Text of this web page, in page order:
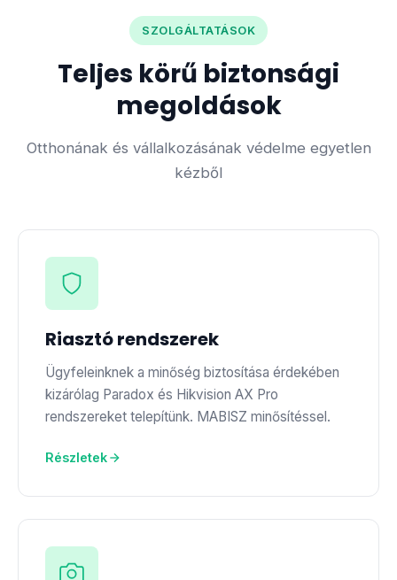
SZOLGÁLTATÁSOK
Teljes körű biztonsági
megoldások
Otthonának és vállalkozásának védelme egyetlen
kézből
Riasztó rendszerek
Ügyfeleinknek a minőség biztosítása érdekében
kizárólag Paradox és Hikvision AX Pro
rendszereket telepítünk. MABISZ minősítéssel.
Részletek